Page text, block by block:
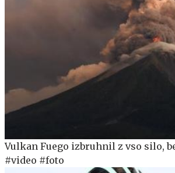
Vulkan Fuego izbruhnil z vso silo,
#video #foto